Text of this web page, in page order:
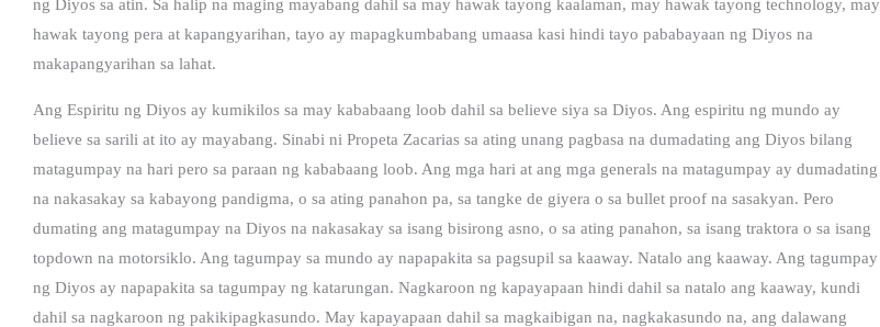
ng Diyos sa atin. Sa halip na maging mayabang dahil sa may hawak tayong kaalaman, may hawak tayong technology, may
hawak tayong pera at kapangyarihan, tayo ay mapagkumbabang umaasa kasi hindi tayo pababayaan ng Diyos na
makapangyarihan sa lahat.
Ang Espiritu ng Diyos ay kumikilos sa may kababaang loob dahil sa believe siya sa Diyos. Ang espiritu ng mundo ay
believe sa sarili at ito ay mayabang. Sinabi ni Propeta Zacarias sa ating unang pagbasa na dumadating ang Diyos bilang
matagumpay na hari pero sa paraan ng kababaang loob. Ang mga hari at ang mga generals na matagumpay ay dumadating
na nakasakay sa kabayong pandigma, o sa ating panahon pa, sa tangke de giyera o sa bullet proof na sasakyan. Pero
dumating ang matagumpay na Diyos na nakasakay sa isang bisirong asno, o sa ating panahon, sa isang traktora o sa isang
topdown na motorsiklo. Ang tagumpay sa mundo ay napapakita sa pagsupil sa kaaway. Natalo ang kaaway. Ang tagumpay
ng Diyos ay napapakita sa tagumpay ng katarungan. Nagkaroon ng kapayapaan hindi dahil sa natalo ang kaaway, kundi
dahil sa nagkaroon ng pakikipagkasundo. May kapayapaan dahil sa magkaibigan na, nagkakasundo na, ang dalawang